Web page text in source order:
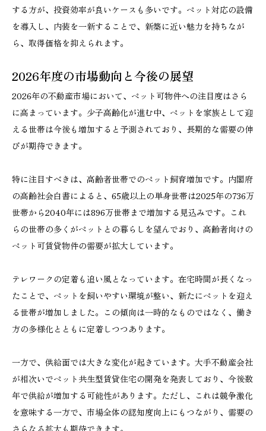
する方が、投資効率が良いケースも多いです。ペット対応の設備
を導入し、内装を一新することで、新築に近い魅力を持ちなが
ら、取得価格を抑えられます。
2026年度の市場動向と今後の展望
2026年の不動産市場において、ペット可物件への注目度はさら
に高まっています。少子高齢化が進む中、ペットを家族として迎
える世帯は今後も増加すると予測されており、長期的な需要の伸
びが期待できます。
特に注目すべきは、高齢者世帯でのペット飼育増加です。内閣府
の高齢社会白書によると、65歳以上の単身世帯は2025年の736万
世帯から2040年には896万世帯まで増加する見込みです。これ
らの世帯の多くがペットとの暮らしを望んでおり、高齢者向けの
ペット可賃貸物件の需要が拡大しています。
テレワークの定着も追い風となっています。在宅時間が長くなっ
たことで、ペットを飼いやすい環境が整い、新たにペットを迎え
る世帯が増加しました。この傾向は一時的なものではなく、働き
方の多様化とともに定着しつつあります。
一方で、供給面では大きな変化が起きています。大手不動産会社
が相次いでペット共生型賃貸住宅の開発を発表しており、今後数
年で供給が増加する可能性があります。ただし、これは競争激化
を意味する一方で、市場全体の認知度向上にもつながり、需要の